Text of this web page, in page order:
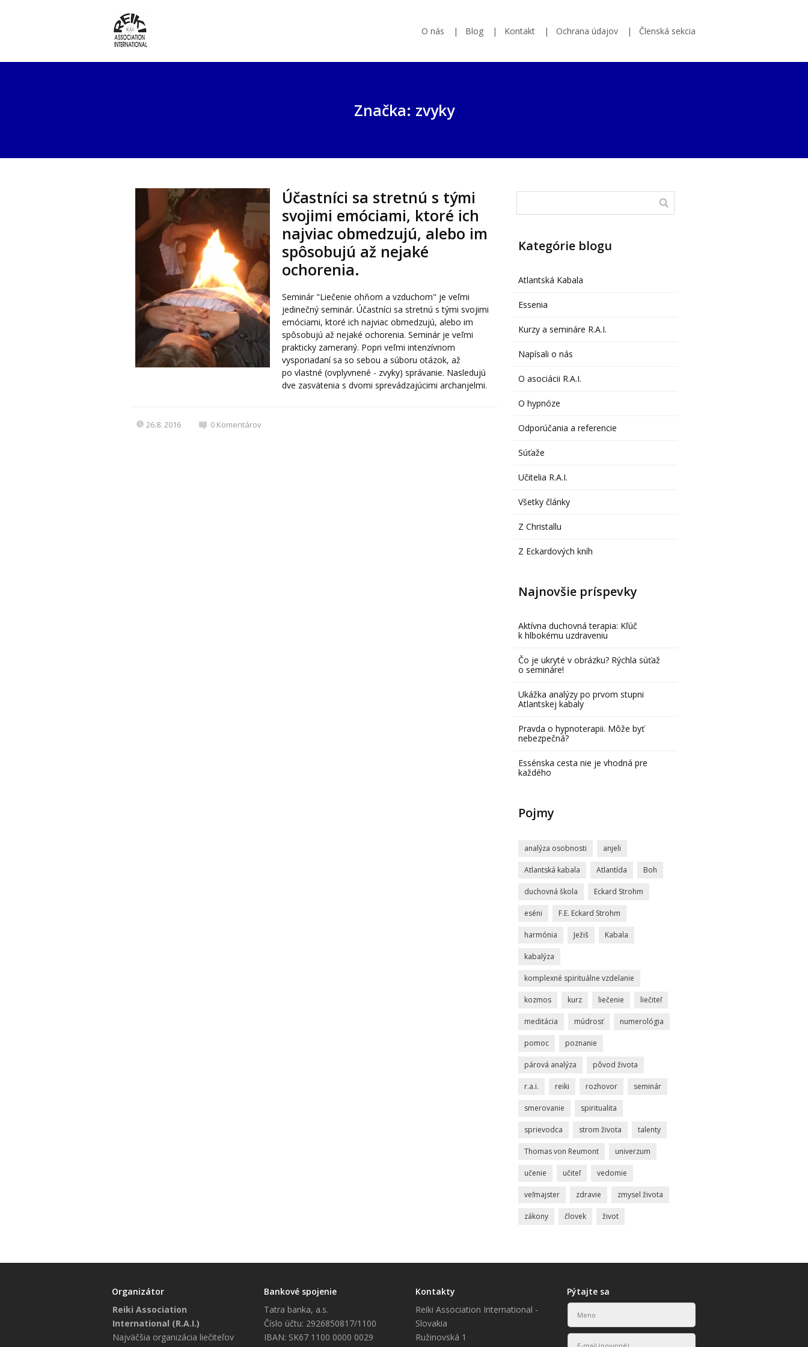
O nás Blog Kontakt Ochrana údajov Členská sekcia
Značka: zvyky
Účastníci sa stretnú s tými
svojimi emóciami, ktoré ich
najviac obmedzujú, alebo im
spôsobujú až nejaké
ochorenia.
Seminár "Liečenie ohňom a vzduchom" je veľmi
jedinečný seminár. Účastníci sa stretnú s tými svojimi
emóciami, ktoré ich najviac obmedzujú, alebo im
spôsobujú až nejaké ochorenia. Seminár je veľmi
prakticky zameraný. Popri veľmi intenzívnom
vysporiadaní sa so sebou a súboru otázok, až
po vlastné (ovplyvnené - zvyky) správanie. Nasledujú
dve zasvätenia s dvomi sprevádzajúcimi archanjelmi.
26.8. 2016 0 Komentárov
Kategórie blogu
Atlantská Kabala
Essenia
Kurzy a semináre R.A.I.
Napísali o nás
O asociácii R.A.I.
O hypnóze
Odporúčania a referencie
Súťaže
Učitelia R.A.I.
Všetky články
Z Christallu
Z Eckardových kníh
Najnovšie príspevky
Aktívna duchovná terapia: Kľúč
k hlbokému uzdraveniu
Čo je ukryté v obrázku? Rýchla súťaž
o semináre!
Ukážka analýzy po prvom stupni
Atlantskej kabaly
Pravda o hypnoterapii. Môže byť
nebezpečná?
Essénska cesta nie je vhodná pre
každého
Pojmy
analýza osobnosti anjeli
Atlantská kabala Atlantída Boh
duchovná škola Eckard Strohm
eséni F.E. Eckard Strohm
harmónia Ježiš Kabala
kabalýza
komplexné spirituálne vzdelanie
kozmos kurz liečenie liečiteľ
meditácia múdrosť numerológia
pomoc poznanie
párová analýza pôvod života
r.a.i. reiki rozhovor seminár
smerovanie spiritualita
sprievodca strom života talenty
Thomas von Reumont univerzum
učenie učiteľ vedomie
veľmajster zdravie zmysel života
zákony človek život
Organizátor
Reiki Association
International (R.A.I.)
Najväčšia organizácia liečiteľov
Bankové spojenie
Tatra banka, a.s.
Číslo účtu: 2926850817/1100
IBAN: SK67 1100 0000 0029
Kontakty
Reiki Association International -
Slovakia
Ružinovská 1
Pýtajte sa